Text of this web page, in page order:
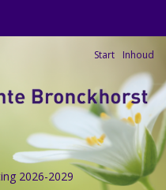
2026-2029
Start Inhoud